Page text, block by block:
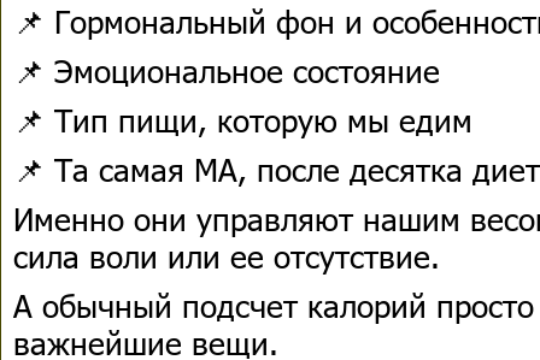
📌 Гормональный фон и
📌 Эмоциональное состояние
📌 Тип пищи, которую мы едим
📌 Та самая МА, после десятка диет
Именно они управляют нашим
сила воли или ее отсутствие.
А обычный подсчет калорий просто
важнейшие вещи.